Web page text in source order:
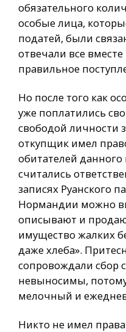
обязательного
особые лица,
податей, были
отвечали все
правильное
Но после того как
уже поплатились
свободой личности
откупщик имел
обитателей
считались
записях Руанского
Нормандии можно
описывают и
имущество жалких
даже хлеба».
сопровождали сбор
невыносимы,
мелочный и
Никто не имел